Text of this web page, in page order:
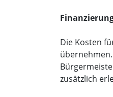
Die Kosten
zusätzlich